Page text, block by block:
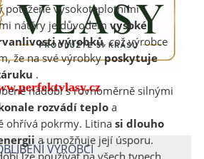
potažené vysokoteplotními
nátěry je důvodem vysoké
výrobků, což výrobce
že na své výrobkyposkytuje
.
nádobí s rovnoměrně silnými
rozvádí teploa
ohřívá pokrmy. Litinasi dlouho
a umožňuje její úsporu.
VÝROBCI